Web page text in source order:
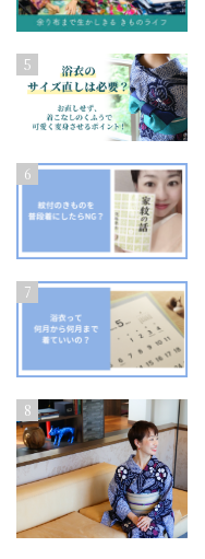
5
6
7
8